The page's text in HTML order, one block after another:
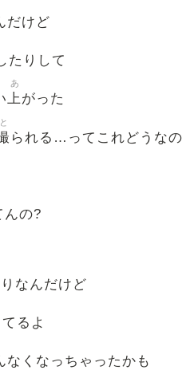
だけど
たりして
上
あ
がった
と
られる…ってこれどうな
んの?
なんだけど
るよ
なくなっちゃったかも